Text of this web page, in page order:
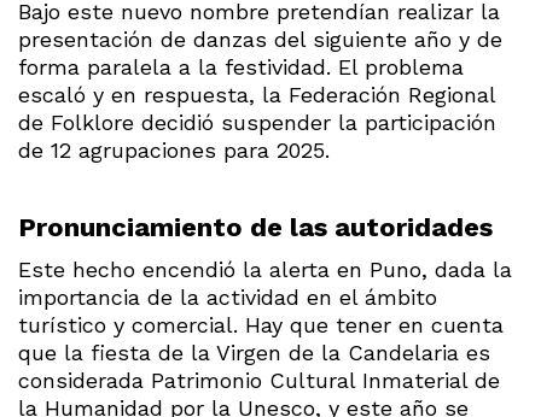
Bajo este nuevo nombre pretendían realizar la
presentación de danzas del siguiente año y de
forma paralela a la festividad. El problema
escaló y en respuesta, la Federación Regional
de Folklore decidió suspender la participación
de 12 agrupaciones para 2025.
Pronunciamiento de las autoridades
Este hecho encendió la alerta en Puno, dada la
importancia de la actividad en el ámbito
turístico y comercial. Hay que tener en cuenta
que la fiesta de la Virgen de la Candelaria es
considerada Patrimonio Cultural Inmaterial de
la Humanidad por la Unesco, y este año se